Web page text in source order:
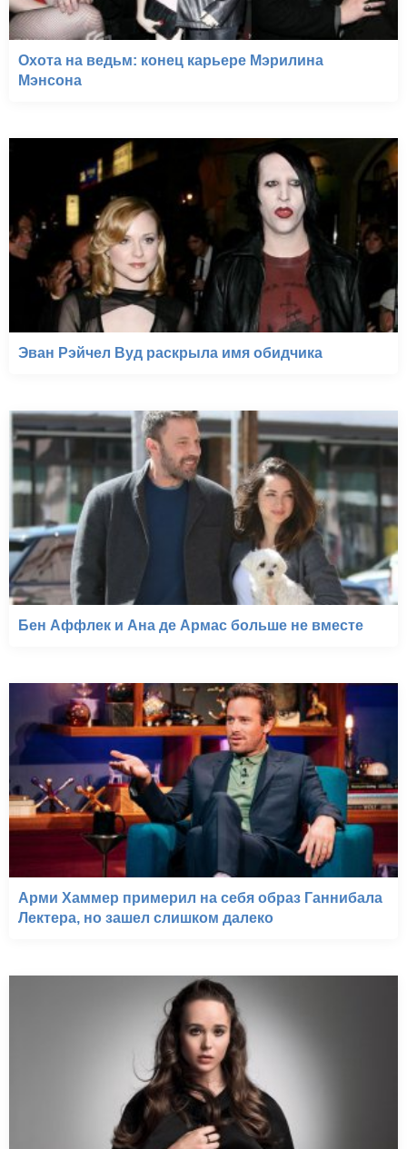
Охота на ведьм: конец карьере Мэрилина
Мэнсона
Эван Рэйчел Вуд раскрыла имя обидчика
Бен Аффлек и Ана де Армас больше не вместе
Арми Хаммер примерил на себя образ Ганнибала
Лектера, но зашел слишком далеко